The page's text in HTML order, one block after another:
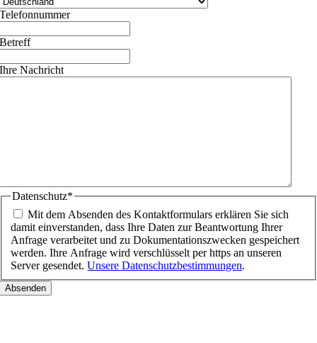
Telefonnummer
Betreff
Ihre Nachricht
Datenschutz*
Mit dem Absenden des Kontaktformulars erklären Sie sich
damit einverstanden, dass Ihre Daten zur Beantwortung Ihrer
Anfrage verarbeitet und zu Dokumentationszwecken gespeichert
werden. Ihre Anfrage wird verschlüsselt per https an unseren
Server gesendet.Unsere Datenschutzbestimmungen.